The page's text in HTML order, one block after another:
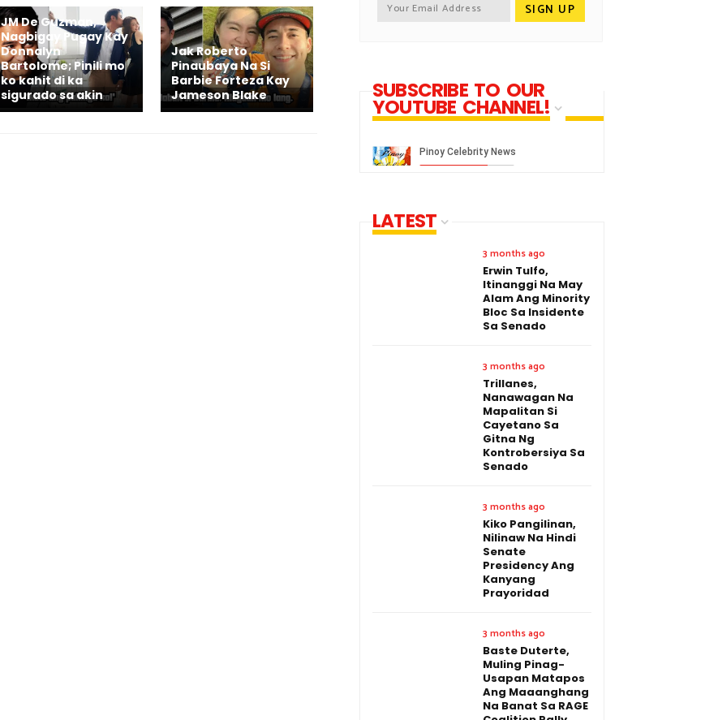
JM De Guzman,
Nagbigay Pugay Kay
Donnalyn
Bartolome; Pinili mo
ko kahit di ka
sigurado sa akin
Jak Roberto
Pinaubaya Na Si
Barbie Forteza Kay
Jameson Blake
SUBSCRIBE TO OUR
YOUTUBE CHANNEL!
LATEST
3 months ago
Erwin Tulfo,
Itinanggi Na May
Alam Ang Minority
Bloc Sa Insidente
Sa Senado
3 months ago
Trillanes,
Nanawagan Na
Mapalitan Si
Cayetano Sa
Gitna Ng
Kontrobersiya Sa
Senado
3 months ago
Kiko Pangilinan,
Nilinaw Na Hindi
Senate
Presidency Ang
Kanyang
Prayoridad
3 months ago
Baste Duterte,
Muling Pinag-
Usapan Matapos
Ang Maaanghang
Na Banat Sa RAGE